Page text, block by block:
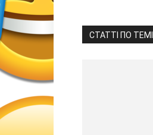
СТАТТІ ПО ТЕМІ